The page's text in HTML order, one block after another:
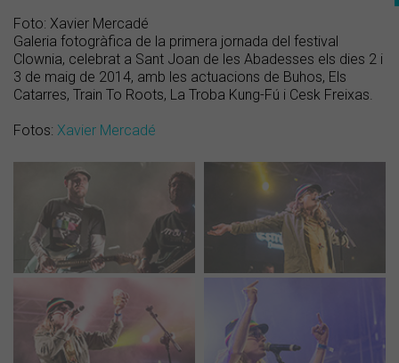
Foto: Xavier Mercadé
Galeria fotogràfica de la primera jornada del festival
Clownia, celebrat a Sant Joan de les Abadesses els dies 2 i
3 de maig de 2014, amb les actuacions de Buhos, Els
Catarres, Train To Roots, La Troba Kung-Fú i Cesk Freixas.
Fotos: Xavier Mercadé